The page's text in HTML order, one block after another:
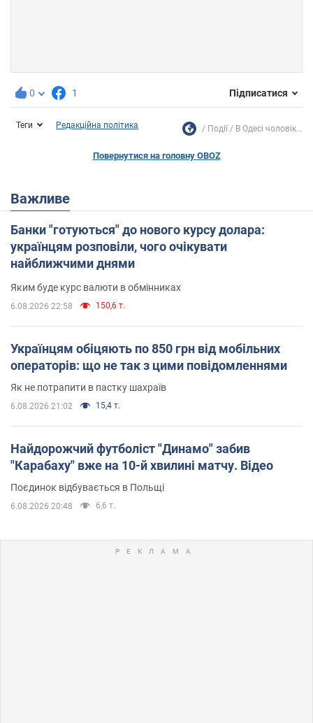
0 1 Підписатися
Теги Редакційна політика Події В Одесі чоловік...
Повернутися на головну OBOZ
Важливе
Банки "готуються" до нового курсу долара:
українцям розповіли, чого очікувати
найближчими днями
Яким буде курс валюти в обмінниках
6.08.2026 22:58 150,6 т.
Українцям обіцяють по 850 грн від мобільних
операторів: що не так з цими повідомленнями
Як не потрапити в пастку шахраїв
6.08.2026 21:02 15,4 т.
Найдорожчий футболіст "Динамо" забив
"Карабаху" вже на 10-й хвилині матчу. Відео
Поєдинок відбувається в Польщі
6.08.2026 20:48 6,6 т.